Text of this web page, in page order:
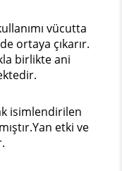
vücutta
ortaya çıkarır.
birlikte ani
isimlendirilen
etki ve